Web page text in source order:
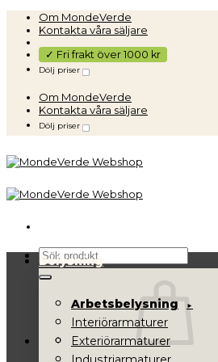
Skip
content
Om MondeVerde
Kontakta våra säljare
✓ Fri frakt över 1000 kr
Dölj priser
Om MondeVerde
Kontakta våra säljare
Dölj priser
Sök
efter:
Belysning
Arbetsbelysning
Interiörarmaturer
Exteriörarmaturer